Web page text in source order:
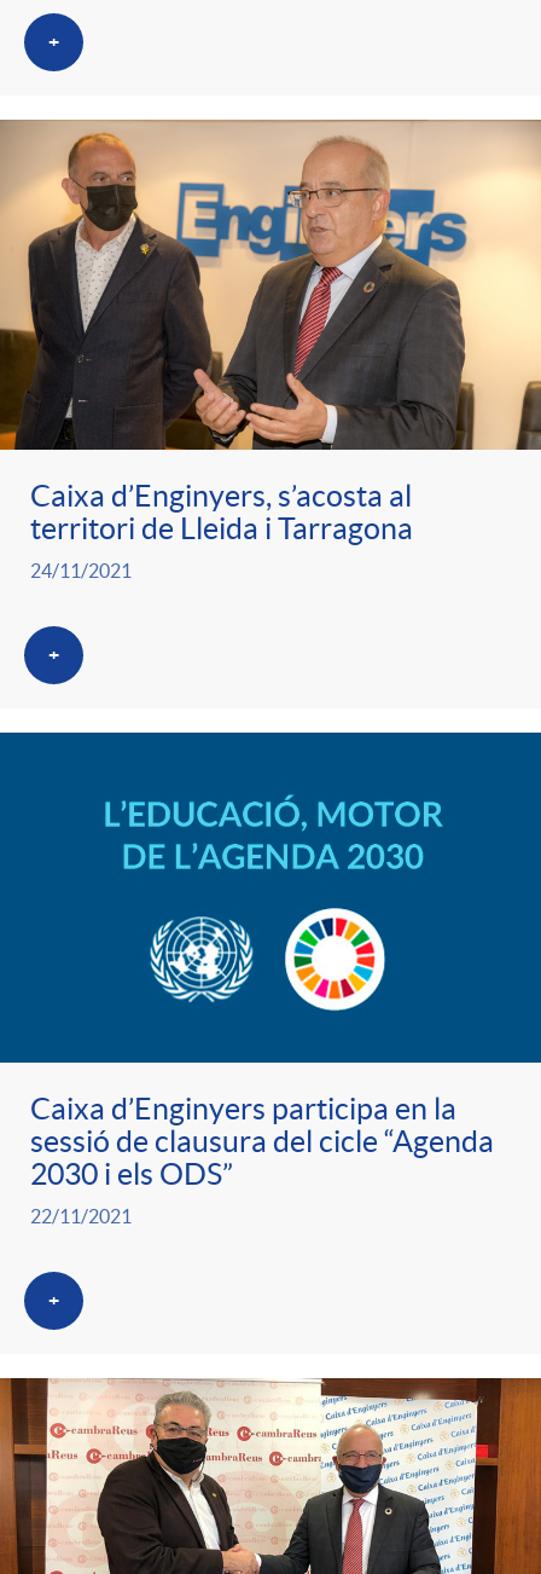
+
Caixa d’Enginyers, s’acosta al
territori de Lleida i Tarragona
24/11/2021
+
Caixa d’Enginyers participa en la
sessió de clausura del cicle “Agenda
2030 i els ODS”
22/11/2021
+